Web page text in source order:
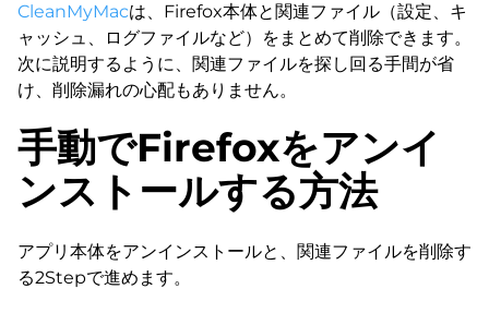
CleanMyMacは、Firefox本体と関連ファイル（設定、キ
ャッシュ、ログファイルなど）をまとめて削除できます。
次に説明するように、関連ファイルを探し回る手間が省
け、削除漏れの心配もありません。
手動でFirefoxをアンイ
ンストールする方法
アプリ本体をアンインストールと、関連ファイルを削除す
る2Stepで進めます。